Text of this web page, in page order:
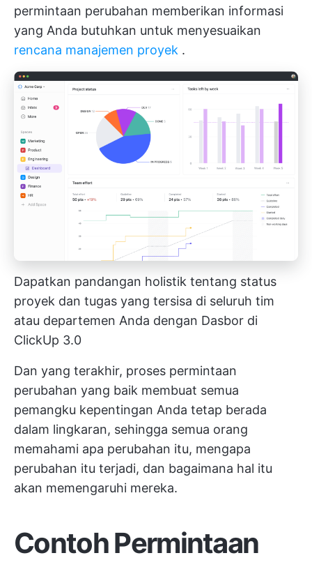
permintaan perubahan memberikan informasi
yang Anda butuhkan untuk menyesuaikan
rencana manajemen proyek .
Dapatkan pandangan holistik tentang status
proyek dan tugas yang tersisa di seluruh tim
atau departemen Anda dengan Dasbor di
ClickUp 3.0
Dan yang terakhir, proses permintaan
perubahan yang baik membuat semua
pemangku kepentingan Anda tetap berada
dalam lingkaran, sehingga semua orang
memahami apa perubahan itu, mengapa
perubahan itu terjadi, dan bagaimana hal itu
akan memengaruhi mereka.
ContohPermintaan